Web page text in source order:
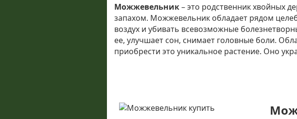
Можжевельник– это родственник хвойных
запахом. Можжевельник обладает рядом
воздух и убивать всевозможные
ее, улучшает сон, снимает головные боли.
приобрести это уникальное растение. Оно